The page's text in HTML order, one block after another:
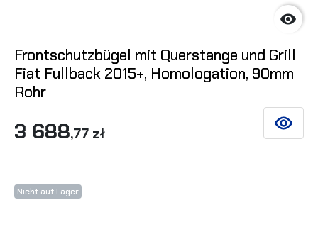

Frontschutzbügel mit Querstange und Grill
Fiat Fullback 2015+, Homologation, 90mm
Rohr
3 688,77 zł SIEHE
Nicht auf Lager